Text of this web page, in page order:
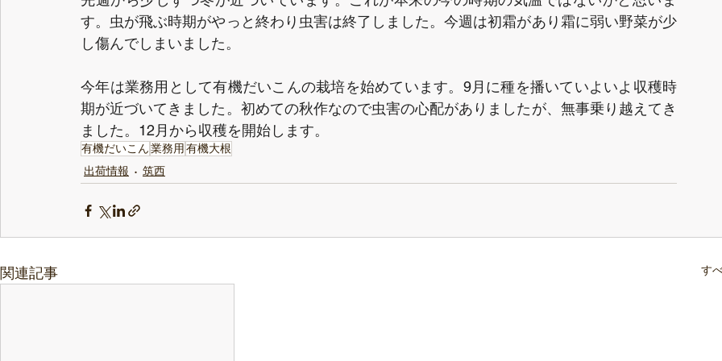
す。虫が飛ぶ時期がやっと終わり虫害は終了しました。今週は初霜があり霜に弱い野菜が少
し傷んでしまいました。
今年は業務用として有機だいこんの栽培を始めています。9月に種を播いていよいよ収穫時
期が近づいてきました。初めての秋作なので虫害の心配がありましたが、無事乗り越えてき
ました。12月から収穫を開始します。
有機だいこん業務用 有機大根
出荷情報
筑西
関連記事 す